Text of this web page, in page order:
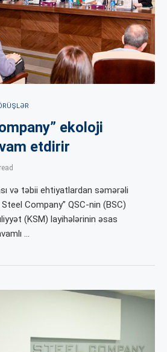
ekoloji
etdirir
və təbii ehtiyatlardan səmərəli
Company” QSC-nin (BSC)
(KSM) layihələrinin əsas
…